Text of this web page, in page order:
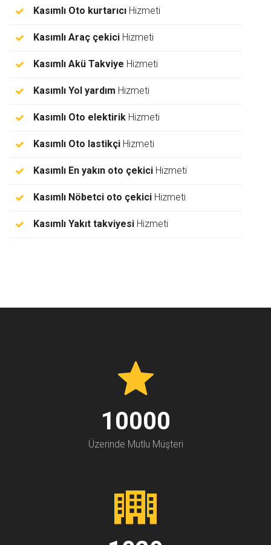
Kasımlı Oto kurtarıcı Hizmeti
Kasımlı Araç çekici Hizmeti
Kasımlı Akü Takviye Hizmeti
Kasımlı Yol yardım Hizmeti
Kasımlı Oto elektirik Hizmeti
Kasımlı Oto lastikçi Hizmeti
Kasımlı En yakın oto çekici Hizmeti
Kasımlı Nöbetci oto çekici Hizmeti
Kasımlı Yakıt takviyesi Hizmeti
10000
Üzerinde Mutlu Müşteri